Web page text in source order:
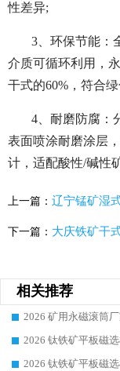
性差异;
3、环保节能：
介质可循环利用，
干式的60%，符合
4、耐磨防腐：
表面喷涂耐磨涂层
计，适配酸性/碱性
上一篇： 辽宁锰矿湿
下一篇： 大庆铁矿干
相关推荐